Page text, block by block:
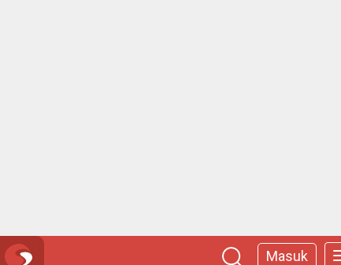
Masuk